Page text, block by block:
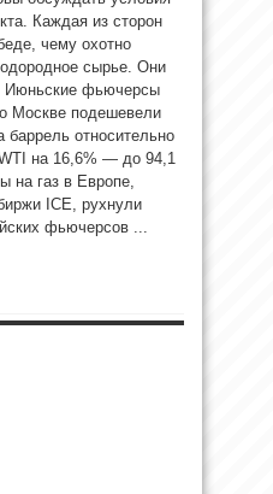
Каждая из сторон
чему охотно
сырье. Они
Июньские фьючерсы
Москве подешевели
относительно
на 16,6% ― до 94,1
на газ в Европе,
ICE, рухнули
фьючерсов ...